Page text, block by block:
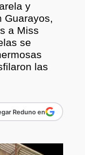
y
Guarayos,
a Miss
se
las
Reduno en